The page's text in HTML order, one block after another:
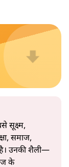
भारत”, “ऑरेंज
कुछ एक अनुभवी
आगे आ चुकी हैं।
वित्त मंत्री की
सामग्री है, वह